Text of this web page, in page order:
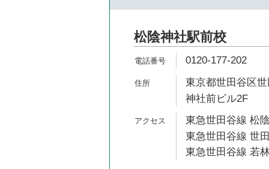
松陰神社駅前校
0120-177-202
東京都世田谷区
神社前ビル2F
東急世田谷線 松
東急世田谷線 世
東急世田谷線 若